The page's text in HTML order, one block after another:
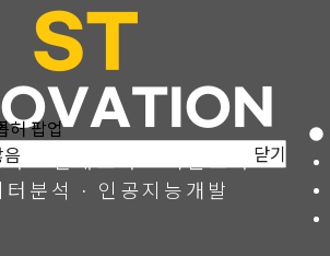
닫기
닫기
ST
· 실태조사 · 여론조사
터분석 · 인공지능개발